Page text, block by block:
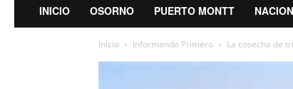
INICIO OSORNO PUERTO MONTT
Inicio Informando Primero La cosecha de